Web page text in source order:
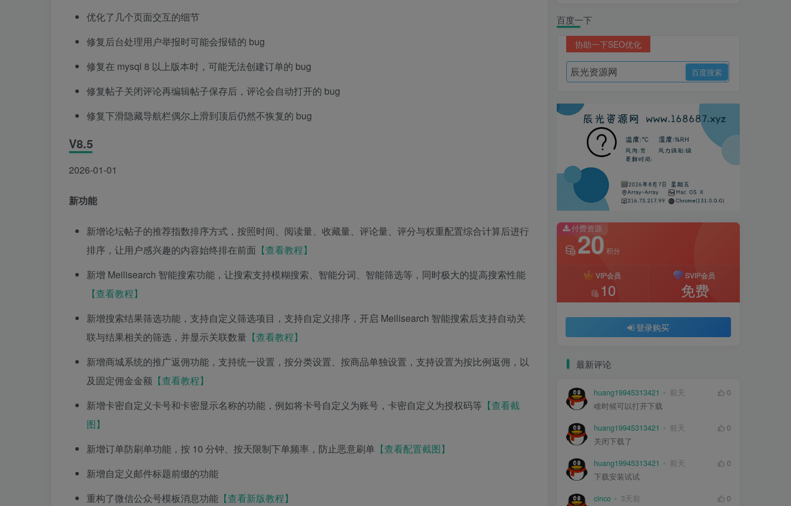
优化了几个页面交互的细节
修复后台处理用户举报时可能会报错的 bug
修复在 mysql 8 以上版本时，可能无法创建订单的 bug
修复帖子关闭评论再编辑帖子保存后，评论会自动打开的 bug
修复下滑隐藏导航栏偶尔上滑到顶后仍然不恢复的 bug
V8.5
2026-01-01
新功能
新增论坛帖子的推荐指数排序方式，按照时间、阅读量、收藏量、评论量、评分与权重配置综合计算后进行
排序，让用户感兴趣的内容始终排在前面 【查看教程】
新增 Meilisearch 智能搜索功能，让搜索支持模糊搜索、智能分词、智能筛选等，同时极大的提高搜索性能
【查看教程】
新增搜索结果筛选功能，支持自定义筛选项目，支持自定义排序，开启 Meilisearch 智能搜索后支持自动关
联与结果相关的筛选，并显示关联数量 【查看教程】
新增商城系统的推广返佣功能，支持统一设置，按分类设置、按商品单独设置，支持设置为按比例返佣，以
及固定佣金金额 【查看教程】
新增卡密自定义卡号和卡密显示名称的功能，例如将卡号自定义为账号，卡密自定义为授权码等 【查看截
图】
新增订单防刷单功能，按 10 分钟、按天限制下单频率，防止恶意刷单 【查看配置截图】
新增自定义邮件标题前缀的功能
重构了微信公众号模板消息功能 【查看新版教程】
百度一下
协助一下SEO优化
付费资源
20 积分
VIP会员
10
SVIP会员
免费
登录购买
最新评论
huang19945313421 前天
0
啥时候可以打开下载
huang19945313421 前天
0
关闭下载了
huang19945313421 前天
0
下载安装试试
cinco 3天前
0